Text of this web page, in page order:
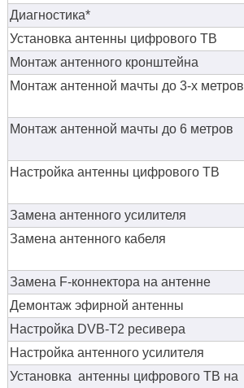
Диагностика*
Установка антенны цифрового ТВ
Монтаж антенного кронштейна
Монтаж антенной мачты до 3-х метров
Монтаж антенной мачты до 6 метров
Настройка антенны цифрового ТВ
Замена антенного усилителя
Замена антенного кабеля
Замена F-коннектора на антенне
Демонтаж эфирной антенны
Настройка DVB-T2 ресивера
Настройка антенного усилителя
Установка антенны цифрового ТВ на